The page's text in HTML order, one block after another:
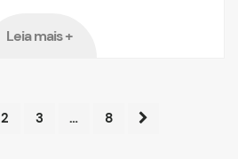
Leia mais +
2 3 … 8